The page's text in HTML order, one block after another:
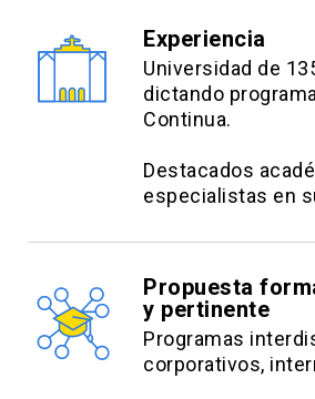
no se realizará
dinero.
Experiencia
Universidad de
dictando
Continua.
Destacados
especialistas en
Propuesta
y pertinente
Programas
corporativos,